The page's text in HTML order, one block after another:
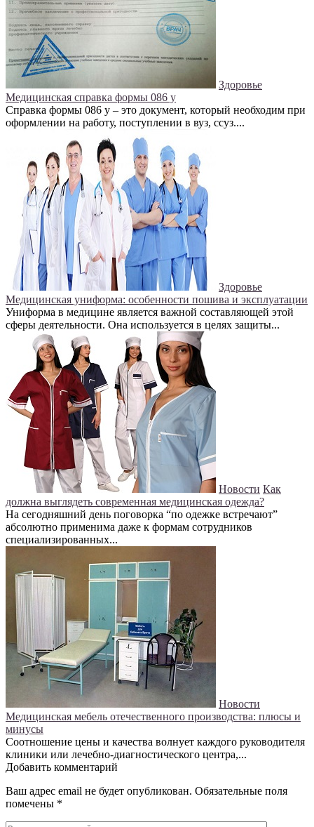
Здоровье
Медицинская справка формы 086 у
Справка формы 086 у – это документ, который необходим при
оформлении на работу, поступлении в вуз, ссуз....
Здоровье
Медицинская униформа: особенности пошива и эксплуатации
Униформа в медицине является важной составляющей этой
сферы деятельности. Она используется в целях защиты...
Новости Как
должна выглядеть современная медицинская одежда?
На сегодняшний день поговорка “по одежке встречают”
абсолютно применима даже к формам сотрудников
специализированных...
Новости
Медицинская мебель отечественного производства: плюсы и
минусы
Соотношение цены и качества волнует каждого руководителя
клиники или лечебно-диагностического центра,...
Добавить комментарий
Ваш адрес email не будет опубликован. Обязательные поля
помечены *